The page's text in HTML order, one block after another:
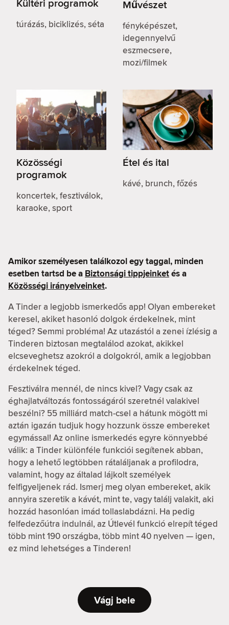
Kültéri programok
túrázás, biciklizés, séta
Művészet
fényképészet,
idegennyelvű
eszmecsere,
mozi/filmek
Közösségi
programok
koncertek, fesztiválok,
karaoke, sport
Étel és ital
kávé, brunch, főzés
Amikor személyesen találkozol egy taggal, minden
esetben tartsd be a Biztonsági tippjeinketés a
Közösségi irányelveinket.
A Tinder a legjobb ismerkedős app! Olyan embereket
keresel, akiket hasonló dolgok érdekelnek, mint
téged? Semmi probléma! Az utazástól a zenei ízlésig a
Tinderen biztosan megtalálod azokat, akikkel
elcseveghetsz azokról a dolgokról, amik a legjobban
érdekelnek téged.
Fesztiválra mennél, de nincs kivel? Vagy csak az
éghajlatváltozás fontosságáról szeretnél valakivel
beszélni? 55 milliárd match-csel a hátunk mögött mi
aztán igazán tudjuk hogy hozzunk össze embereket
egymással! Az online ismerkedés egyre könnyebbé
válik: a Tinder különféle funkciói segítenek abban,
hogy a lehető legtöbben rátaláljanak a profilodra,
valamint, hogy az általad lájkolt személyek
felfigyeljenek rád. Ismerj meg olyan embereket, akik
annyira szeretik a kávét, mint te, vagy találj valakit, aki
hozzád hasonlóan imád tollaslabdázni. Ha pedig
felfedezőútra indulnál, az Útlevél funkció elrepít téged
több mint 190 országba, több mint 40 nyelven — igen,
ez mind lehetséges a Tinderen!
Vágj bele